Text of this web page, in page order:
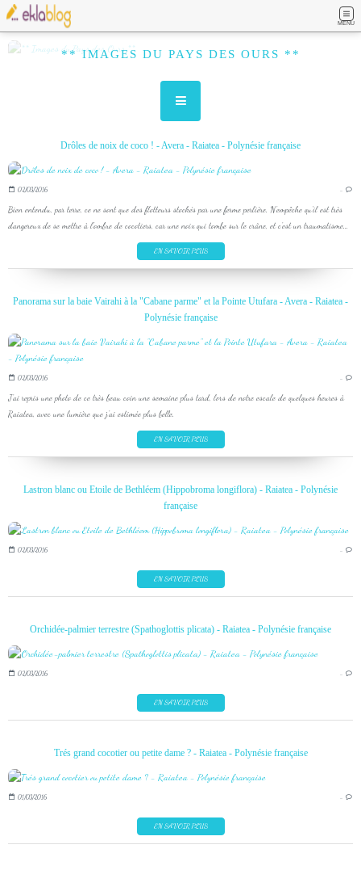
MENU
** IMAGES DU PAYS DES OURS **
Drôles de noix de coco ! - Avera - Raiatea - Polynésie française
02/03/2016 …
Bien entendu, par terre, ce ne sont que des flotteurs stockés par une ferme perlière. N'empêche qu'il est très
dangereux de se mettre à l'ombre de cocotiers, car une noix qui tombe sur le crâne, et c'est un traumatisme...
EN SAVOIR PLUS
Panorama sur la baie Vairahi à la "Cabane parme" et la Pointe Utufara - Avera - Raiatea -
Polynésie française
02/03/2016 …
J'ai repris une photo de ce très beau coin une semaine plus tard, lors de notre escale de quelques heures à
Raiatea, avec une lumière que j'ai estimée plus belle.
EN SAVOIR PLUS
Lastron blanc ou Etoile de Bethléem (Hippobroma longiflora) - Raiatea - Polynésie
française
02/03/2016 …
EN SAVOIR PLUS
Orchidée-palmier terrestre (Spathoglottis plicata) - Raiatea - Polynésie française
02/03/2016 …
EN SAVOIR PLUS
Trés grand cocotier ou petite dame ? - Raiatea - Polynésie française
01/03/2016 …
EN SAVOIR PLUS